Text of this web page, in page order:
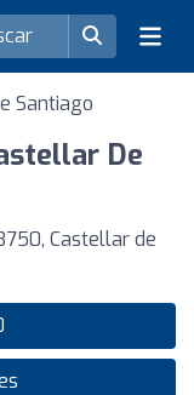
Santiago
De
Castellar de